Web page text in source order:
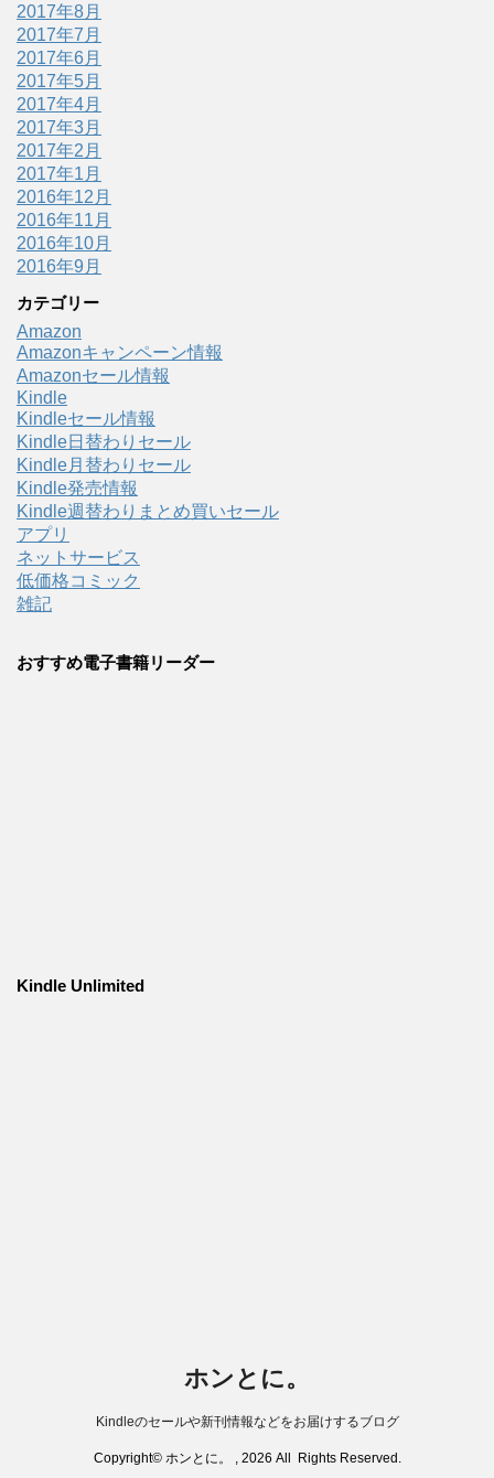
2017年8月
2017年7月
2017年6月
2017年5月
2017年4月
2017年3月
2017年2月
2017年1月
2016年12月
2016年11月
2016年10月
2016年9月
カテゴリー
Amazon
Amazonキャンペーン情報
Amazonセール情報
Kindle
Kindleセール情報
Kindle日替わりセール
Kindle月替わりセール
Kindle発売情報
Kindle週替わりまとめ買いセール
アプリ
ネットサービス
低価格コミック
雑記
おすすめ電子書籍リーダー
Kindle Unlimited
ホンとに。
Kindleのセールや新刊情報などをお届けするブログ
Copyright© ホンとに。 , 2026 All Rights Reserved.